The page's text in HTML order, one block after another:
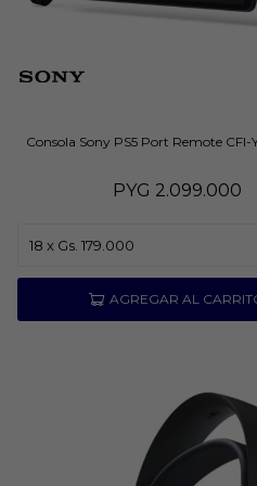
Consola Sony PS5 Port Remote CFI-
PYG 2.099.000